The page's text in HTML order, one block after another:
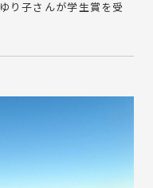
り子さんが学生賞を受